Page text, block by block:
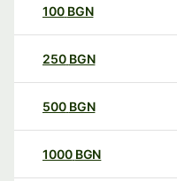
100 BGN
250 BGN
500 BGN
1000 BGN